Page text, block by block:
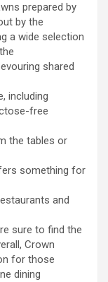
prepared by
by the
a wide selection
shared
including
free
the tables or
something for
and
sure to find the
Crown
for those
dining